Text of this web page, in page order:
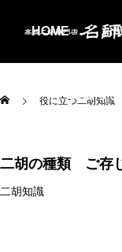
HOME お
お知らせ
役に立つ二胡知識
二胡の種類 ご存
二胡知識